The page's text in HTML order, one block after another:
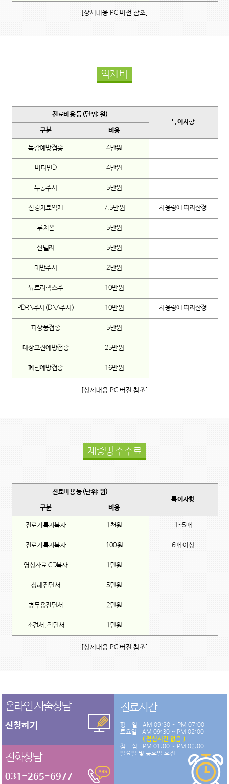
[상세내용 PC 버전 참조]
약제비
진료비용 등(단위: 원)
특이사항
구분
비용
독감예방접종 4만원
비타민D 4만원
두통주사 5만원
신경치료약제 7.5만원 사용량에 따라산정
루치온 5만원
신델라 5만원
태반주사 2만원
뉴트리헥스주 10만원
PDRN주사(DNA주사) 10만원 사용량에 따라산정
파상풍접종 5만원
대상포진예방접종 25만원
폐렴예방접종 16만원
[상세내용 PC 버전 참조]
제증명 수수료
진료비용 등(단위: 원)
특이사항
구분
비용
진료기록지복사 1천원 1~5매
진료기록지복사 100원 6매 이상
영상자료 CD복사 1만원
상해진단서 5만원
병무용진단서 2만원
소견서, 진단서 1만원
[상세내용 PC 버전 참조]
온라인 시술상담
신청하기
전화상담
031-265-6977
진료시간
평 일
AM 09:30 ~ PM 07:00
토요일
AM 09:30 ~ PM 02:00
( 점심시간 없음 )
점 심
PM 01:00 ~ PM 02:00
일요일 및 공휴일 휴진